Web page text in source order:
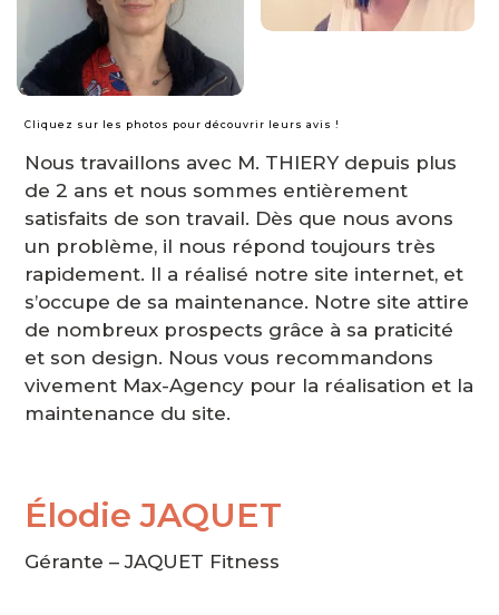
Cliquez sur les photos pour découvrir leurs avis !
Nous travaillons avec M. THIERY depuis plus
de 2 ans et nous sommes entièrement
satisfaits de son travail. Dès que nous avons
un problème, il nous répond toujours très
rapidement. Il a réalisé notre site internet, et
s’occupe de sa maintenance. Notre site attire
de nombreux prospects grâce à sa praticité
et son design. Nous vous recommandons
vivement Max-Agency pour la réalisation et la
maintenance du site.
Élodie JAQUET
Gérante – JAQUET Fitness